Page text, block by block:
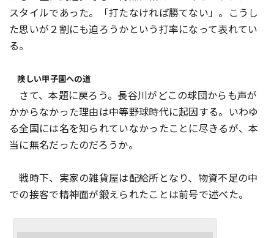
スタイルであった。「打たなければ勝てない」。こうし
た思いが２割にも迫ろうかという打率になって表れてい
る。
険しい甲子園への道
さて、本題に戻ろう。長谷川がどこの球団からも声が
かからなかった理由は中等野球時代に起因する。いわゆ
る全国には名を知られていなかったことに尽きるが、本
当に無名だったのだろうか。
戦時下、実家の雑貨屋は配給所となり、物資不足の中
での接客で精神面が鍛えられたことは前号で述べた。